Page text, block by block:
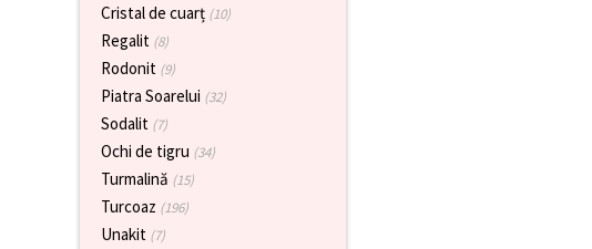
Cristal de cuarț (10)
Regalit (8)
Rodonit (9)
Piatra Soarelui (32)
Sodalit (7)
Ochi de tigru (34)
Turmalină (15)
Turcoaz (196)
Unakit (7)